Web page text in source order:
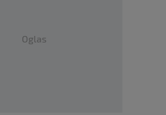
Oglas